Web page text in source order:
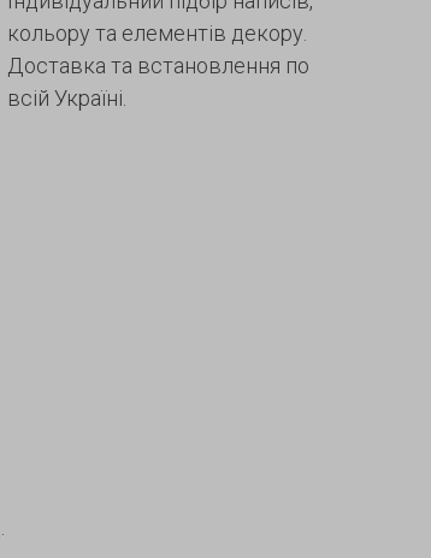
кольору та елементів декору.
Доставка та встановлення по
всій Україні.